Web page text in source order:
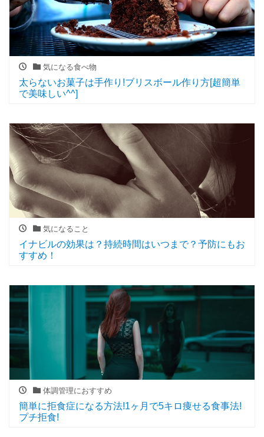
気になる食べ物
太らないお菓子は手作り!ブリスボール作り方[超簡単
で美味しい^^]
気になること
イナビルの効果は？持続時間はいつまで？予防にもお
すすめ！
体調管理におすすめ
簡単に拒食症になる方法!1ヶ月で5キロ痩せる食事法!
プチ拒食!